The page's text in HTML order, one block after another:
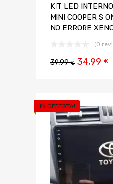
KIT LED
MINI COOPER S
NO ERRORE
(0
39,99€ 34,99 €
IN OFFERTA!